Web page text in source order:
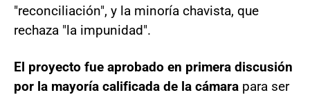
"reconciliación", y la minoría chavista, que
rechaza "la impunidad".
El proyecto fue aprobado en primera discusión
por la mayoría calificada de la cámara para ser